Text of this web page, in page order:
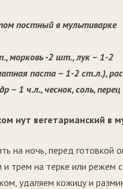
постный в мультиварке
морковь -2 шт., лук – 1-2
паста – 1-2 ст.л.),
– 1 ч.л., чеснок, соль, перец
нут вегетарианский в
на ночь, перед готовкой
трем на терке или режем
удаляем кожицу и